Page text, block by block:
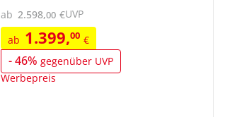
ab 1.399,00 €
-46% gegenüber UVP
Werbepreis
ab 2.598,00 €UVP